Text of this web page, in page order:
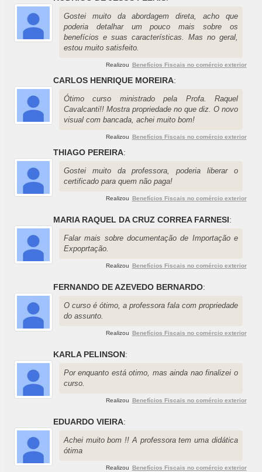
Gostei muito da abordagem direta, acho que
poderia detalhar um pouco mais sobre os
benefícios e suas características. Mas no geral,
estou muito satisfeito.
Realizou Benefícios Fiscais no comércio exterior
CARLOS HENRIQUE MOREIRA:
Ótimo curso ministrado pela Profa. Raquel
Cavalcanti!! Mostra propriedade no que diz. O novo
visual com bancada, achei muito bom!
Realizou Benefícios Fiscais no comércio exterior
THIAGO PEREIRA:
Gostei muito da professora, poderia liberar o
certificado para quem não paga!
Realizou Benefícios Fiscais no comércio exterior
MARIA RAQUEL DA CRUZ CORREA FARNESI:
Falar mais sobre documentação de Importação e
Expoprtação.
Realizou Benefícios Fiscais no comércio exterior
FERNANDO DE AZEVEDO BERNARDO:
O curso é ótimo, a professora fala com propriedade
do assunto.
Realizou Benefícios Fiscais no comércio exterior
KARLA PELINSON:
Por enquanto está otimo, mas ainda nao finalizei o
curso.
Realizou Benefícios Fiscais no comércio exterior
EDUARDO VIEIRA:
Achei muito bom !! A professora tem uma didática
ótima
Realizou Benefícios Fiscais no comércio exterior